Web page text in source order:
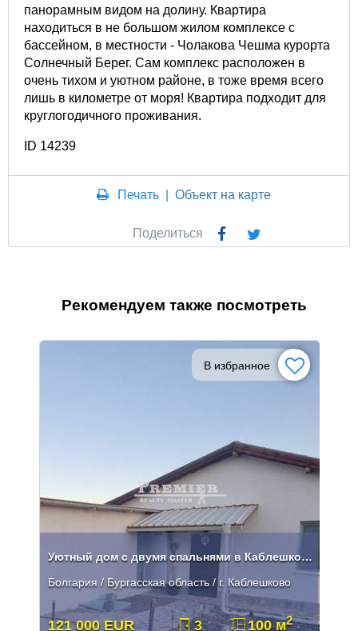
панорамным видом на долину. Квартира
находиться в не большом жилом комплексе с
бассейном, в местности - Чолакова Чешма курорта
Солнечный Берег. Сам комплекс расположен в
очень тихом и уютном районе, в тоже время всего
лишь в километре от моря! Квартира подходит для
круглогодичного проживания.
ID 14239
Печать |Объект на карте
Поделиться
Рекомендуем также посмотреть
В избранное
Уютный дом с двумя спальнями в Каблешково
Болгария / Бургасская область / г. Каблешково
121 000 EUR 3 100 м2